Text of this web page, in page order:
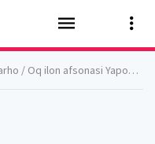
retro Multfilm Uzbek tilida O'zbekcha 1958 tarjima kino HD skachat